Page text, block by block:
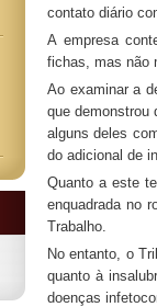
contato diário
A empresa
fichas, mas não
Ao examinar a
que demonstrou
alguns deles
do adicional de
Quanto a este
enquadrada no
Trabalho.
No entanto, o
quanto à
doenças